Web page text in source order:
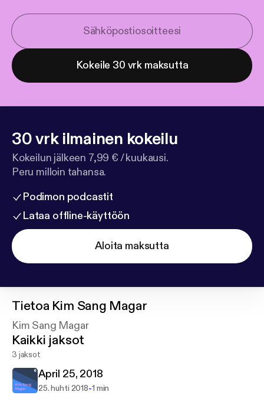
Kokeile 30 vrk maksutta
30 vrk ilmainen kokeilu
Kokeilun jälkeen 7,99 € / kuukausi.
Peru milloin tahansa.
Podimon podcastit
Lataa offline-käyttöön
Aloita maksutta
Tietoa Kim Sang Magar
Kim Sang Magar
Kaikki jaksot
3 jaksot
April 25, 2018
25. huhti 2018-1 min